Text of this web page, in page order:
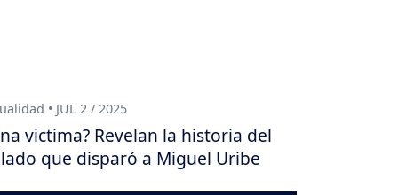
• JUL 2 / 2025
victima? Revelan la historia del
que disparó a Miguel Uribe